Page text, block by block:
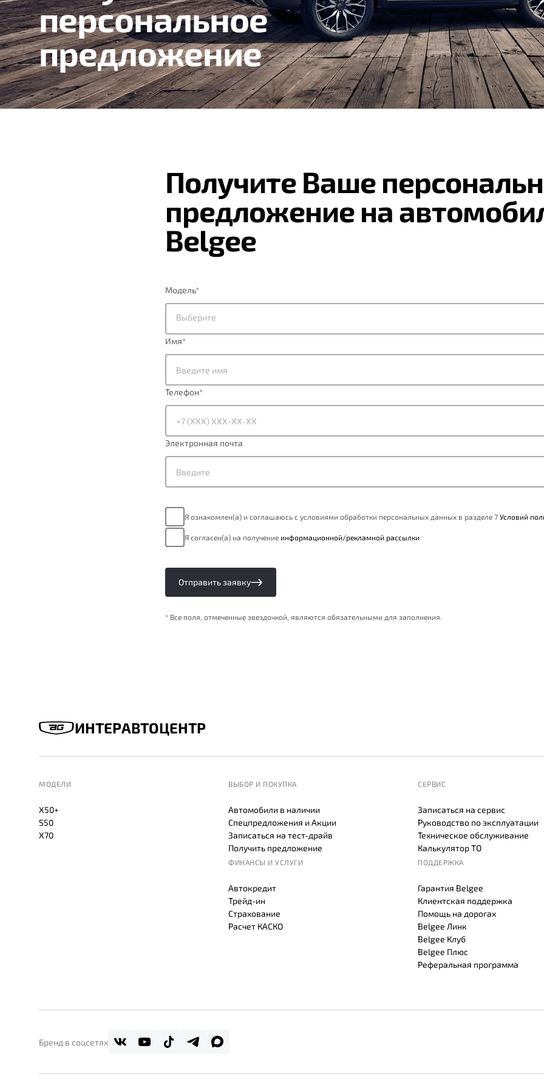
персональное
предложение
Получите Ваше
предложение на
Belgee
Модель*
Выберите
Имя*
Телефон*
Электронная почта
Я ознакомлен(а) и соглашаюсь с условиями обработки персональных данных в разделе 7 Условий
Я согласен(а) на получение информационной/рекламной рассылки
Отправить заявку
* Все поля, отмеченные звездочкой, являются обязательными для заполнения.
ИНТЕРАВТОЦЕНТР
МОДЕЛИ
X50+
S50
X70
ВЫБОР И ПОКУПКА
Автомобили в наличии
Спецпредложения и Акции
Записаться на тест-драйв
Получить предложение
ФИНАНСЫ И УСЛУГИ
Автокредит
Трейд-ин
Страхование
Расчет КАСКО
СЕРВИС
Записаться на сервис
Руководство по эксплуатации
Техническое обслуживание
Калькулятор ТО
ПОДДЕРЖКА
Гарантия Belgee
Клиентская поддержка
Помощь на дорогах
Belgee Линк
Belgee Клуб
Belgee Плюс
Реферальная программа
Бренд в соцсетях